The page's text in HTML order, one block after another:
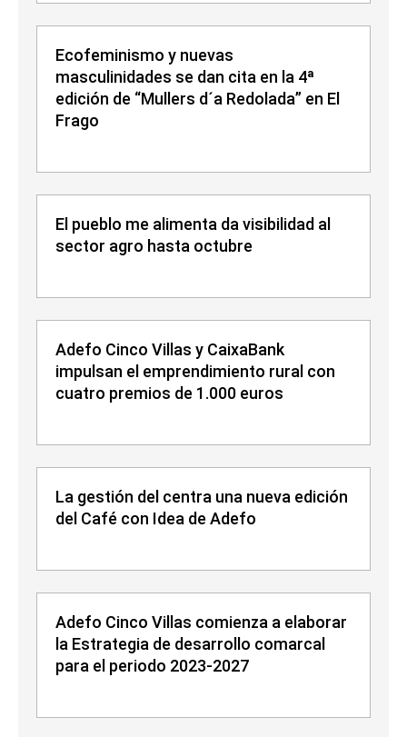
Ecofeminismo y nuevas
masculinidades se dan cita en la 4ª
edición de “Mullers d´a Redolada” en El
Frago
El pueblo me alimenta da visibilidad al
sector agro hasta octubre
Adefo Cinco Villas y CaixaBank
impulsan el emprendimiento rural con
cuatro premios de 1.000 euros
La gestión del centra una nueva edición
del Café con Idea de Adefo
Adefo Cinco Villas comienza a elaborar
la Estrategia de desarrollo comarcal
para el periodo 2023-2027